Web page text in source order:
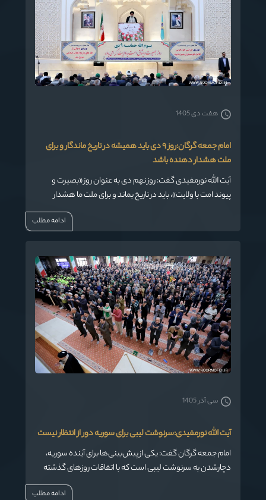
امام جمعه گرگان:روز ۹ دی باید همیشه در تاریخ ماندگار و برای
ملت هشدار دهنده باشد
آیت الله نورمفیدی گفت: روز نهم دی به عنوان روز «بصیرت و
پیوند امت با ولایت»، باید در تاریخ بماند و برای ملت ما هشدار
هفت دی 1405
ادامه مطلب
آیت الله نورمفیدی:سرنوشت لیبی برای سوریه دور از انتظار نیست
امام جمعه گرگان گفت: یکی از پیش‌بینی‌ها برای آینده سوریه،
دچارشدن به سرنوشت لیبی است که با اتفاقات روزهای گذشته
سی آذر 1405
ادامه مطلب